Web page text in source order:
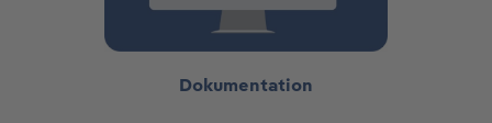
Dokumentation